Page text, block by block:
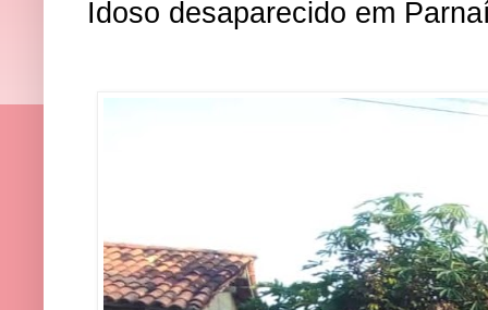
Idoso desaparecido em